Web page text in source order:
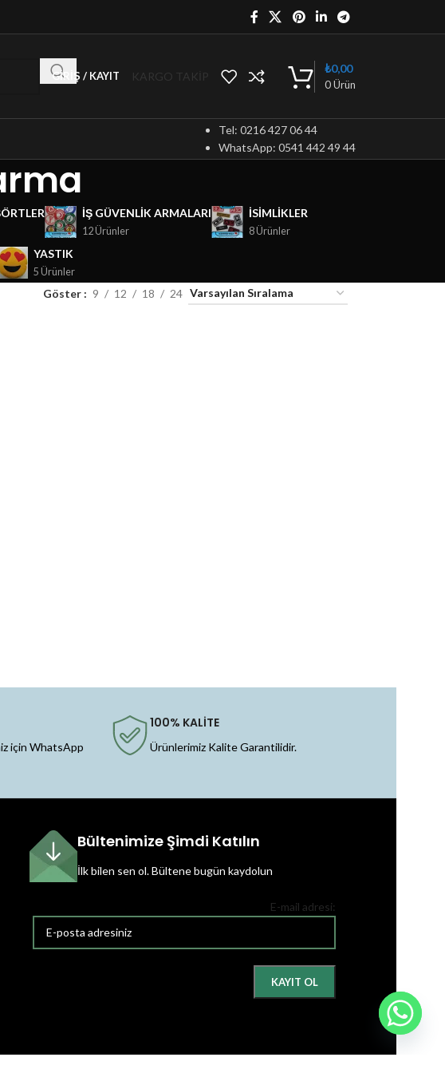
GIRIŞ / KAYIT KARGO TAKİP
0Ürün
₺0,00
Tel: 0216 427 06 44
WhatsApp: 0541 442 49 44
İŞ GÜVENLIK ARMALARI
12 Ürünler
ISIMLIKLER
8 Ürünler
YASTIK
5 Ürünler
Göster 9 12 18 24
için WhatsApp
100% KALİTE
Ürünlerimiz Kalite Garantilidir.
Bültenimize Şimdi Katılın
İlk bilen sen ol.Bültene bugün kaydolun
E-mail adresi: